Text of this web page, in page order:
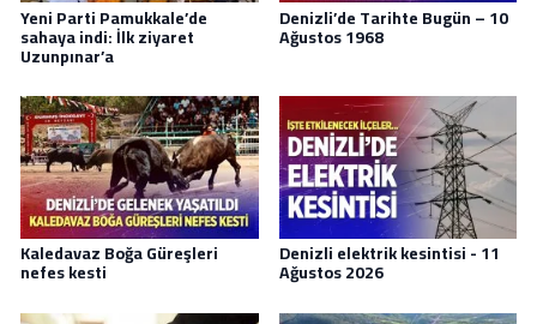
Yeni Parti Pamukkale’de
sahaya indi: İlk ziyaret
Uzunpınar’a
Denizli’de Tarihte Bugün – 10
Ağustos 1968
Kaledavaz Boğa Güreşleri
nefes kesti
Denizli elektrik kesintisi - 11
Ağustos 2026